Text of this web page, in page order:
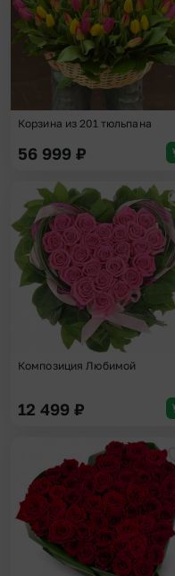
Корзина из 201 тюльпана
56 999 ₽
Композиция Любимой
12 499 ₽